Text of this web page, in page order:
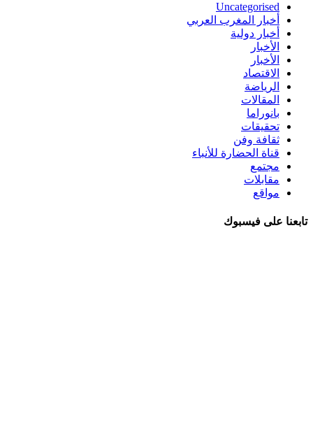
Uncategorised
أخبار المغرب العربي
أخبار دولية
الأخبار
الأخبار
الاقتصاد
الرياضة
المقالات
بانوراما
تحقيقات
ثقافة وفن
قناة الحضارة للأنباء
مجتمع
مقابلات
مواقع
تابعنا على فيسبوك